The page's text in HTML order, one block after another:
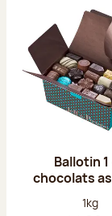
Ballotin 1
chocolats
Poids
1kg